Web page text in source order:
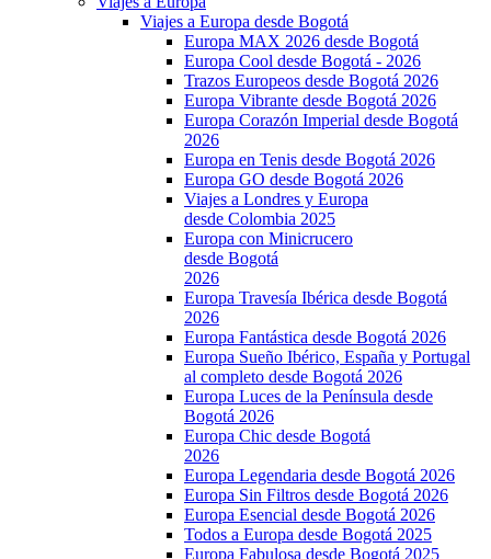
Viajes a Europa desde Bogotá
Europa MAX 2026 desde Bogotá
Europa Cool desde Bogotá - 2026
Trazos Europeos desde Bogotá 2026
Europa Vibrante desde Bogotá 2026
Europa Corazón Imperial desde Bogotá
2026
Europa en Tenis desde Bogotá 2026
Europa GO desde Bogotá 2026
Viajes a Londres y Europa
desde Colombia 2025
Europa con Minicrucero
desde Bogotá
2026
Europa Travesía Ibérica desde Bogotá
2026
Europa Fantástica desde Bogotá 2026
Europa Sueño Ibérico, España y Portugal
al completo desde Bogotá 2026
Europa Luces de la Península desde
Bogotá 2026
Europa Chic desde Bogotá
2026
Europa Legendaria desde Bogotá 2026
Europa Sin Filtros desde Bogotá 2026
Europa Esencial desde Bogotá 2026
Todos a Europa desde Bogotá 2025
Europa Fabulosa desde Bogotá 2025